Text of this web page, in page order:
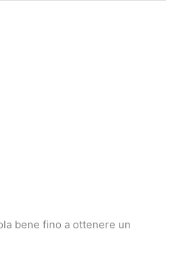
bene fino a ottenere un